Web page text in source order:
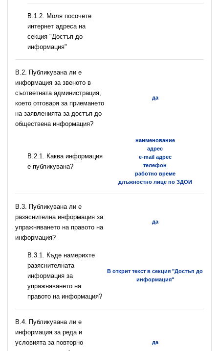
B.1.2. Моля посочете
интернет адреса на
секция "Достъп до
информация"
В.2. Публикувана ли е
информация за звеното в
съответната администрация,
което отговаря за приемането
на заявленията за достъп до
обществена информация?
да
B.2.1. Каква информация
е публикувана?
наименование
адрес
e-mail адрес
телефон
работно време
длъжностно лице по ЗДОИ
В.3. Публикувана ли е
разяснителна информация за
упражняването на правото на
информация?
да
В.3.1. Къде намерихте
разяснителната
информация за
упражняването на
правото на информация?
В открит текст в секция "Достъп до
информация"
В.4. Публикувана ли е
информация за реда и
условията за повторно
да